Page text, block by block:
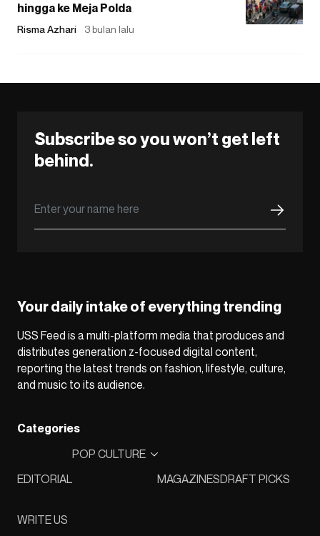
hingga ke Meja Polda
Risma Azhari 3 bulan lalu
Subscribe so you won’t get left
behind.
Your daily intake of everything trending
USS Feed is a multi-platform media that produces and
distributes generation z-focused digital content,
reporting the latest trends on fashion, lifestyle, culture,
and music to its audience.
Categories
EDITORIAL
POP CULTURE
MAGAZINESDRAFT PICKS
WRITE US